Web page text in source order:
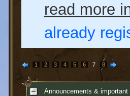
read more
already
1 2 3 4 5 6 7 8
Announcements & important